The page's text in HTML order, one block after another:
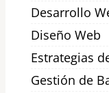
Desarrollo
Diseño Web
Estrategias
Gestión de